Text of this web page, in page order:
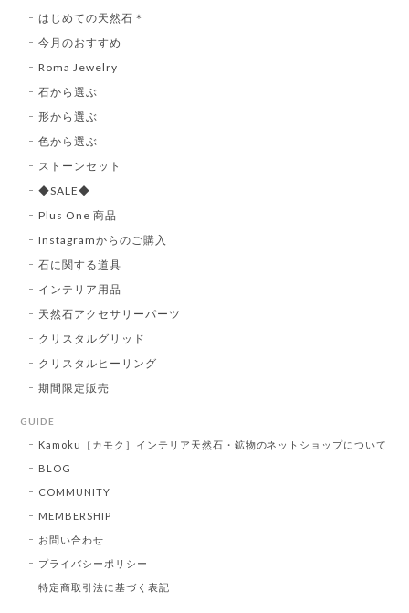
はじめての天然石＊
今月のおすすめ
Roma Jewelry
石から選ぶ
形から選ぶ
色から選ぶ
ストーンセット
◆SALE◆
Plus One 商品
Instagramからのご購入
石に関する道具
インテリア用品
天然石アクセサリーパーツ
クリスタルグリッド
クリスタルヒーリング
期間限定販売
GUIDE
Kamoku［カモク］インテリア天然石・鉱物のネットショップについて
BLOG
COMMUNITY
MEMBERSHIP
お問い合わせ
プライバシーポリシー
特定商取引法に基づく表記